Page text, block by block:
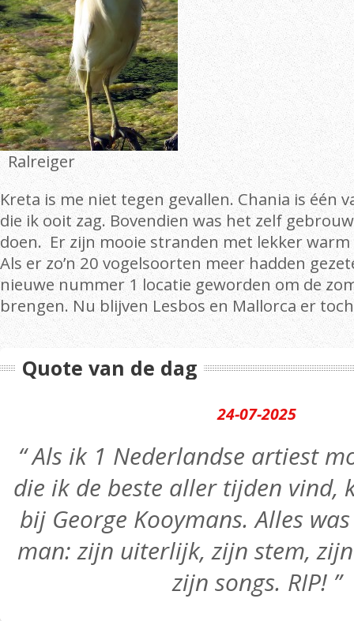
Ralreiger
Kreta is me niet tegen gevallen. Chania is één
die ik ooit zag. Bovendien was het zelf
doen. Er zijn mooie stranden met lekker warm
Als er zo’n 20 vogelsoorten meer hadden
nieuwe nummer 1 locatie geworden om de
brengen. Nu blijven Lesbos en Mallorca er
Quote van de dag
24-07-2025
“ Als ik 1 Nederlandse artiest
die ik de beste aller tijden vind,
bij George Kooymans. Alles
man: zijn uiterlijk, zijn stem,
zijn songs. RIP! ”